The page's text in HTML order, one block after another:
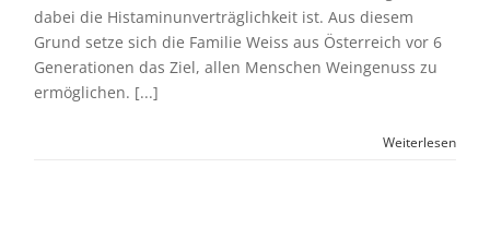
dabei die Histaminunverträglichkeit ist. Aus diesem
Grund setze sich die Familie Weiss aus Österreich vor 6
Generationen das Ziel, allen Menschen Weingenuss zu
ermöglichen. [...]
Weiterlesen